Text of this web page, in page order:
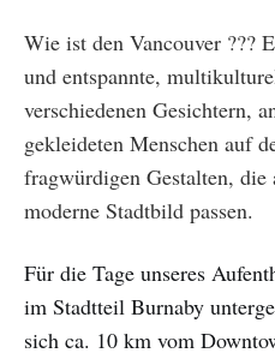
Wie ist den Vancouver ???
und entspannte,
verschiedenen Gesichtern,
gekleideten Menschen auf
fragwürdigen Gestalten,
moderne Stadtbild passen.
Für die Tage unseres
im Stadtteil Burnaby
sich ca. 10 km vom